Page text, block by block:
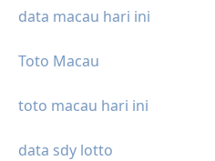
data macau hari ini
Toto Macau
toto macau hari ini
data sdy lotto